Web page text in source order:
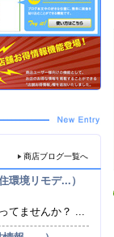
商店ブログ一覧へ
境リモデ...）
てませんか？ ...